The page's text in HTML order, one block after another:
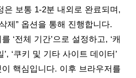
은 보통 1-2분 내외로 완료되며,
제” 옵션을 통해 진행합니다.
‘전체 기간’으로 설정하고, ‘캐
‘쿠키 및 기타 사이트 데이터’
핵심입니다. 이후 브라우저를